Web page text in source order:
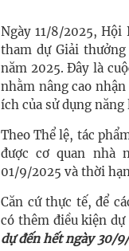
Ngày 11/8/2025, Hội
tham dự Giải
năm 2025. Đây là
nhằm nâng cao
ích của sử dụng
Theo Thể lệ, tác
được cơ quan nhà
01/9/2025 và thời
Căn cứ thực tế, để
có thêm điều kiện dự
dự đến hết ngày 30/